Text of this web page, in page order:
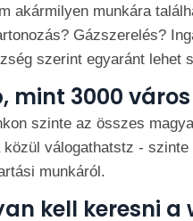
akármilyen munkára
Gázszerelés?
szerint egyaránt lehet
mint 3000
szinte az összes
közül válogathatstz -
munkáról.
kell keresni a